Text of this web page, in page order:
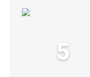
5